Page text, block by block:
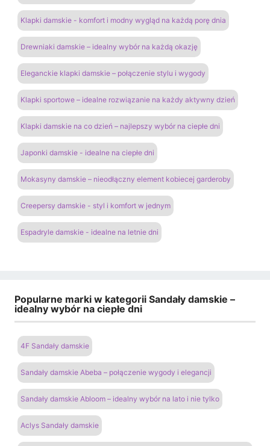
Klapki damskie - komfort i modny wygląd na każdą porę dnia
Drewniaki damskie – idealny wybór na każdą okazję
Eleganckie klapki damskie – połączenie stylu i wygody
Klapki sportowe – idealne rozwiązanie na każdy aktywny dzień
Klapki damskie na co dzień – najlepszy wybór na ciepłe dni
Japonki damskie - idealne na ciepłe dni
Mokasyny damskie – nieodłączny element kobiecej garderoby
Creepersy damskie - styl i komfort w jednym
Espadryle damskie - idealne na letnie dni
Popularne marki w kategorii Sandały damskie –
idealny wybór na ciepłe dni
4F Sandały damskie
Sandały damskie Abeba – połączenie wygody i elegancji
Sandały damskie Abloom – idealny wybór na lato i nie tylko
Aclys Sandały damskie